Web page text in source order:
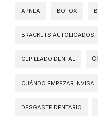
APNEA BOTOX
BRACKETS AUTOLIGADOS
CEPILLADO DENTAL
CUÁNDO EMPEZAR
DESGASTE DENTARIO